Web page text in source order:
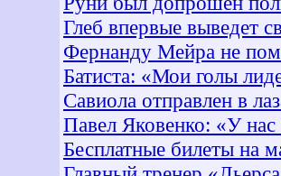
Глеб впервые выведет
Фернанду Мейра не
Батиста: «Мои голы
Савиола отправлен в
Павел Яковенко: «У
Бесплатные билеты на